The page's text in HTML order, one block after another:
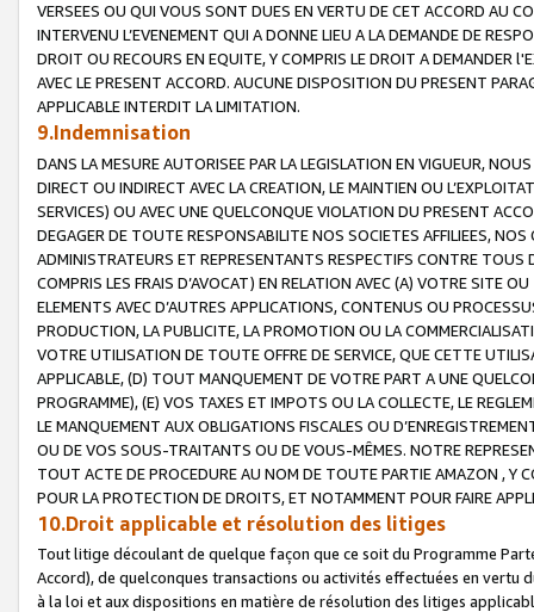
VERSEES OU QUI VOUS SONT DUES EN VERTU DE CET ACCORD AU
INTERVENU L’EVENEMENT QUI A DONNE LIEU A LA DEMANDE DE
DROIT OU RECOURS EN EQUITE, Y COMPRIS LE DROIT A DEMANDER
AVEC LE PRESENT ACCORD. AUCUNE DISPOSITION DU PRESENT
APPLICABLE INTERDIT LA LIMITATION.
9.Indemnisation
DANS LA MESURE AUTORISEE PAR LA LEGISLATION EN VIGUEUR,
DIRECT OU INDIRECT AVEC LA CREATION, LE MAINTIEN OU
SERVICES) OU AVEC UNE QUELCONQUE VIOLATION DU PRESENT
DEGAGER DE TOUTE RESPONSABILITE NOS SOCIETES AFFILIEES,
ADMINISTRATEURS ET REPRESENTANTS RESPECTIFS CONTRE
COMPRIS LES FRAIS D’AVOCAT) EN RELATION AVEC (A) VOTRE SITE
ELEMENTS AVEC D’AUTRES APPLICATIONS, CONTENUS OU
PRODUCTION, LA PUBLICITE, LA PROMOTION OU LA
VOTRE UTILISATION DE TOUTE OFFRE DE SERVICE, QUE CETTE
APPLICABLE, (D) TOUT MANQUEMENT DE VOTRE PART A UNE
PROGRAMME), (E) VOS TAXES ET IMPOTS OU LA COLLECTE, LE
LE MANQUEMENT AUX OBLIGATIONS FISCALES OU
OU DE VOS SOUS-TRAITANTS OU DE VOUS-MÊMES. NOTRE
TOUT ACTE DE PROCEDURE AU NOM DE TOUTE PARTIE AMAZON , Y
POUR LA PROTECTION DE DROITS, ET NOTAMMENT POUR FAIRE
10.Droit applicable et résolution des litiges
Tout litige découlant de quelque façon que ce soit du Programme
Accord), de quelconques transactions ou activités effectuées en vertu
à la loi et aux dispositions en matière de résolution des litiges